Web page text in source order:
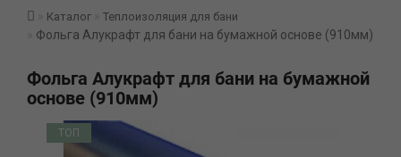
Каталог Теплоизоляция для бани
Фольга Алукрафт для бани на бумажной основе (910мм)
Фольга Алукрафт для бани на бумажной
основе (910мм)
ТОП